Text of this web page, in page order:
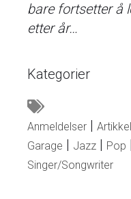
bare fortsetter å
etter år…
Kategorier
Anmeldelser Artikkel
Garage
Jazz Pop
Singer/Songwriter